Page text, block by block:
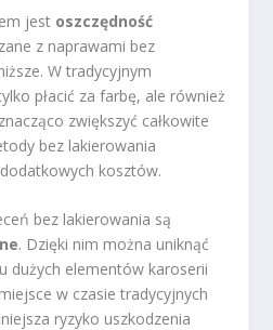
jest oszczędność
z naprawami bez
W tradycyjnym
płacić za farbę, ale również
zwiększyć całkowite
bez lakierowania
kosztów.
bez lakierowania są
. Dzięki nim można uniknąć
dużych elementów karoserii
w czasie tradycyjnych
ryzyko uszkodzenia